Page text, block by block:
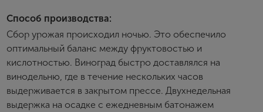
Способ производства:
Сбор урожая происходил ночью. Это обеспечило
оптимальный баланс между фруктовостью и
кислотностью. Виноград быстро доставлялся на
винодельню, где в течение нескольких часов
выдерживается в закрытом прессе. Двухнедельная
выдержка на осадке с ежедневным батонажем